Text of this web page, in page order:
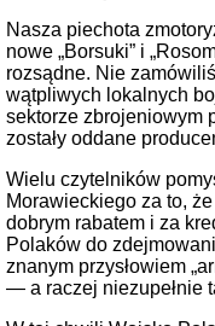
Nasza piechota
nowe „Borsuki” i
rozsądne. Nie
wątpliwych lokalnych
sektorze zbrojeniowym
zostały oddane
Wielu czytelników
Morawieckiego za to,
dobrym rabatem i za
Polaków do
znanym przysłowiem
— a raczej niezupełnie